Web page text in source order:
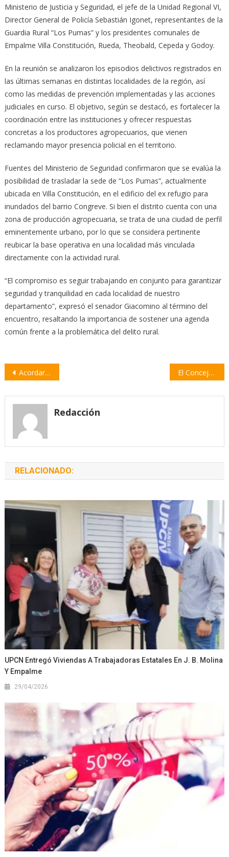
Ministerio de Justicia y Seguridad, el jefe de la Unidad Regional VI,
Director General de Policía Sebastián Igonet, representantes de la
Guardia Rural “Los Pumas” y los presidentes comunales de
Empalme Villa Constitución, Rueda, Theobald, Cepeda y Godoy.
En la reunión se analizaron los episodios delictivos registrados en
las últimas semanas en distintas localidades de la región, así
como las medidas de prevención implementadas y las acciones
judiciales en curso. El objetivo, según se destacó, es fortalecer la
coordinación entre las instituciones y ofrecer respuestas
concretas a los productores agropecuarios, que vienen
reclamando mayor presencia policial en el territorio.
Fuentes del Ministerio de Seguridad confirmaron que se evalúa la
posibilidad de trasladar la sede de “Los Pumas”, actualmente
ubicada en Villa Constitución, en el edificio del ex refugio para
inundados del barrio Congreve. Si bien el distrito cuenta con una
zona de producción agropecuaria, se trata de una ciudad de perfil
eminentemente urbano, por lo que se considera pertinente
reubicar la base operativa en una localidad más vinculada
directamente con la actividad rural.
“El compromiso es seguir trabajando en conjunto para garantizar
seguridad y tranquilidad en cada localidad de nuestro
departamento”, expresó el senador Giacomino al término del
encuentro, resaltando la importancia de sostener una agenda
común frente a la problemática del delito rural.
Navegación
entradas
Acordaron celebrar el Día del Empleado de Comercio el 29 de septiembre El Concejo quiere reconocer a la creadora de la bandera de la ciudad en su 20° aniversario
Redacción
RELACIONADO:
UPCN Entregó Viviendas A Trabajadoras Estatales En J. B. Molina
Y Empalme
29/04/2026